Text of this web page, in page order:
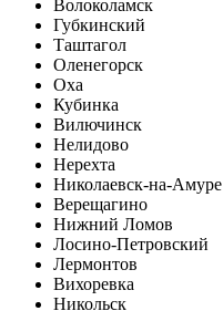
Волоколамск
Губкинский
Таштагол
Оленегорск
Оха
Кубинка
Вилючинск
Нелидово
Нерехта
Николаевск-на-Амуре
Верещагино
Нижний Ломов
Лосино-Петровский
Лермонтов
Вихоревка
Никольск